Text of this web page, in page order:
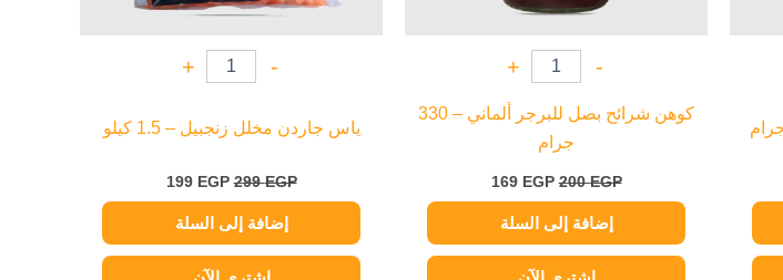
-
+
كوهن شرائح بصل للبرجر ألماني – 330
جرام
200EGP
169 EGP
إضافة إلى السلة
-
+
ياس جاردن مخلل زنجبيل – 1.5 كيلو
299EGP
199 EGP
إضافة إلى السلة